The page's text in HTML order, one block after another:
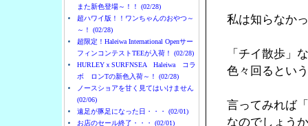
また新色登場～！！ (02/28)
超ハワイ版！！ワンちゃんのおやつ～
～！ (02/28)
超限定！Haleiwa International Openサー
フィンコンテストTEEが入荷！ (02/28)
HURLEYｘSURFNSEA Haleiwa コラ
ボ ロンTの新色入荷～！ (02/28)
ノースショアを甘く見てはいけません
(02/06)
遠足が豚足になった日・・・ (02/01)
お店のセール終了・・・ (02/01)
私は知らなか
「チイ散歩」
色々回るとい
言ってみれば
なのでしょう